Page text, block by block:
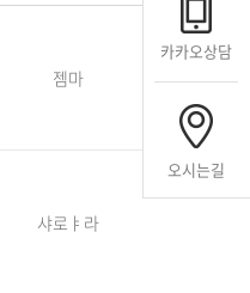
카카오상담
오시는길
젬마
샤로ㅑ라